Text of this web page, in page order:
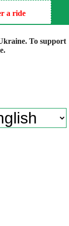
a ride
To support